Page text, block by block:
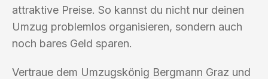
attraktive Preise. So kannst du nicht nur deinen
Umzug problemlos organisieren, sondern auch
noch bares Geld sparen.
Vertraue dem Umzugskönig Bergmann Graz und